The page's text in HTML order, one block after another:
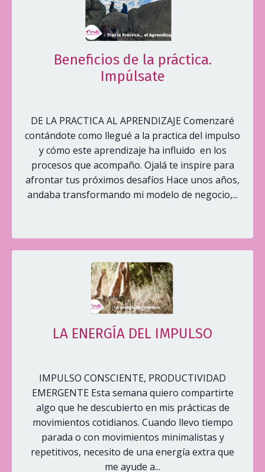
Beneficios de la práctica.
Impúlsate
DE LA PRACTICA AL APRENDIZAJE Comenzaré
contándote como llegué a la practica del impulso
y cómo este aprendizaje ha influido en los
procesos que acompaño. Ojalá te inspire para
afrontar tus próximos desafíos Hace unos años,
andaba transformando mi modelo de negocio,...
LA ENERGÍA DEL IMPULSO
IMPULSO CONSCIENTE, PRODUCTIVIDAD
EMERGENTE Esta semana quiero compartirte
algo que he descubierto en mis prácticas de
movimientos cotidianos. Cuando llevo tiempo
parada o con movimientos minimalistas y
repetitivos, necesito de una energía extra que
me ayude a...